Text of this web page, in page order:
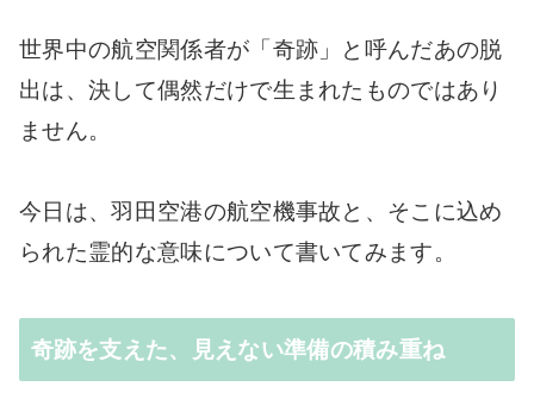
世界中の航空関係者が「奇跡」と呼んだあの脱
出は、決して偶然だけで生まれたものではあり
ません。
今日は、羽田空港の航空機事故と、そこに込め
られた霊的な意味について書いてみます。
奇跡を支えた、見えない準備の積み重ね